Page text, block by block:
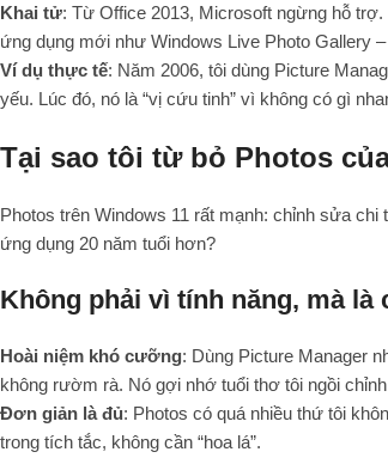
Khai tử: Từ Office 2013, Microsoft ngừng hỗ
ứng dụng mới như Windows Live Photo Gallery
Ví dụ thực tế: Năm 2006, tôi dùng Picture
yếu. Lúc đó, nó là “vị cứu tinh” vì không có gì
Tại sao tôi từ bỏ Photos
Photos trên Windows 11 rất mạnh: chỉnh sửa
ứng dụng 20 năm tuổi hơn?
Không phải vì tính năng, mà là
Hoài niệm khó cưỡng: Dùng Picture Manager
không rườm rà. Nó gợi nhớ tuổi thơ tôi ngồi
Đơn giản là đủ: Photos có quá nhiều thứ tôi
trong tích tắc, không cần “hoa lá”.